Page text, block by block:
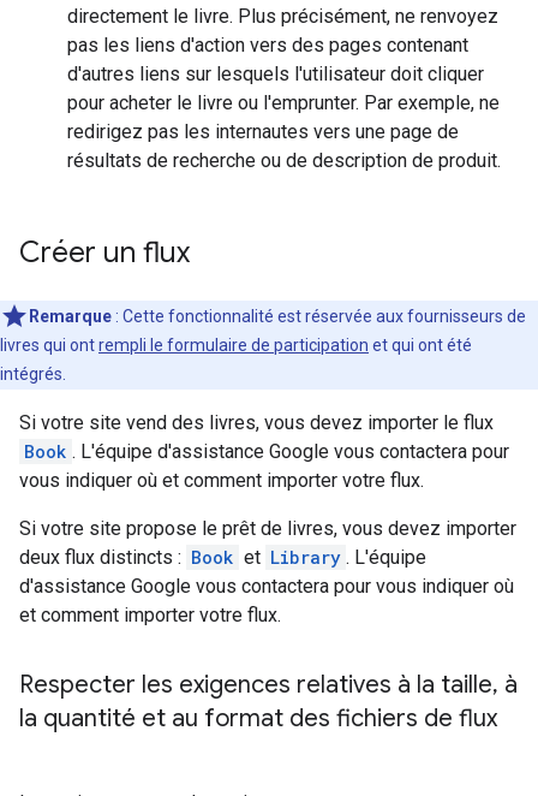
directement le livre. Plus précisément, ne renvoyez
pas les liens d'action vers des pages contenant
d'autres liens sur lesquels l'utilisateur doit cliquer
pour acheter le livre ou l'emprunter. Par exemple, ne
redirigez pas les internautes vers une page de
résultats de recherche ou de description de produit.
Créer un flux
Remarque : Cette fonctionnalité est réservée aux fournisseurs de
livres qui ontrempli le formulaire de participation et qui ont été
intégrés.
Si votre site vend des livres, vous devez importer le flux
Book . L'équipe d'assistance Google vous contactera pour
vous indiquer où et comment importer votre flux.
Si votre site propose le prêt de livres, vous devez importer
deux flux distincts : Book et Library . L'équipe
d'assistance Google vous contactera pour vous indiquer où
et comment importer votre flux.
Respecter les exigences relatives à la taille, à
la quantité et au format des fichiers de flux